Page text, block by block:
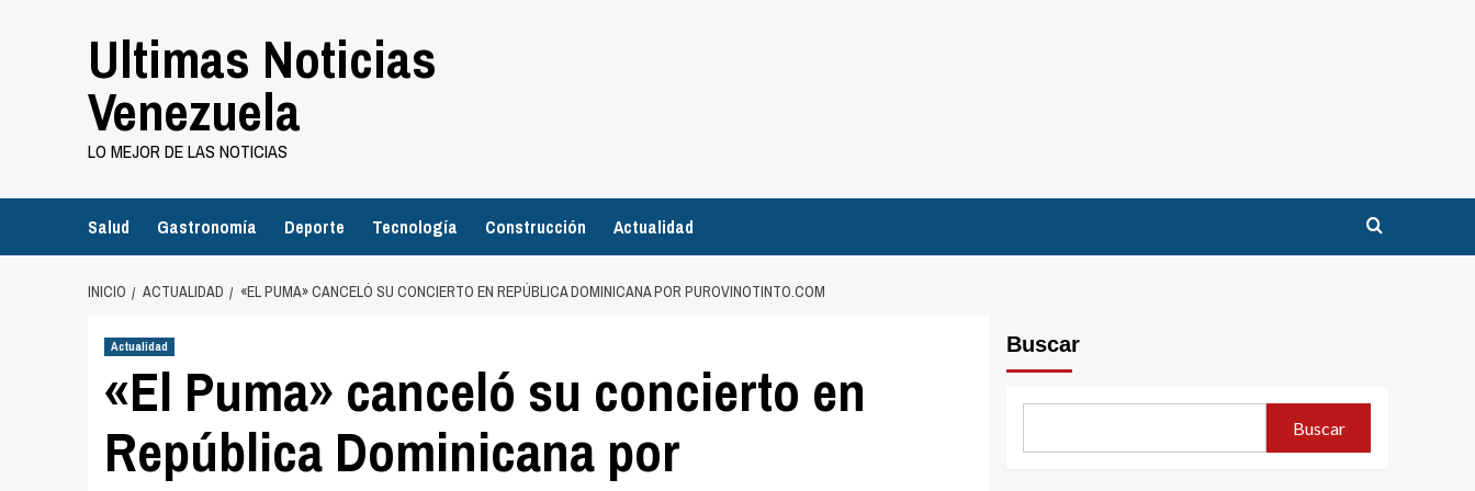
Ultimas Noticias
Venezuela
LO MEJOR DE LAS NOTICIAS
Salud Gastronomía Deporte Tecnología Construcción Actualidad
INICIO ACTUALIDAD «EL PUMA» CANCELÓ SU CONCIERTO EN REPÚBLICA DOMINICANA POR PUROVINOTINTO.COM
Actualidad
«El Puma» canceló su concierto en
República Dominicana por
Buscar
Buscar